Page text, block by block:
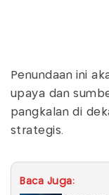
Penundaan ini
upaya dan
pangkalan di
strategis.
Baca Juga: